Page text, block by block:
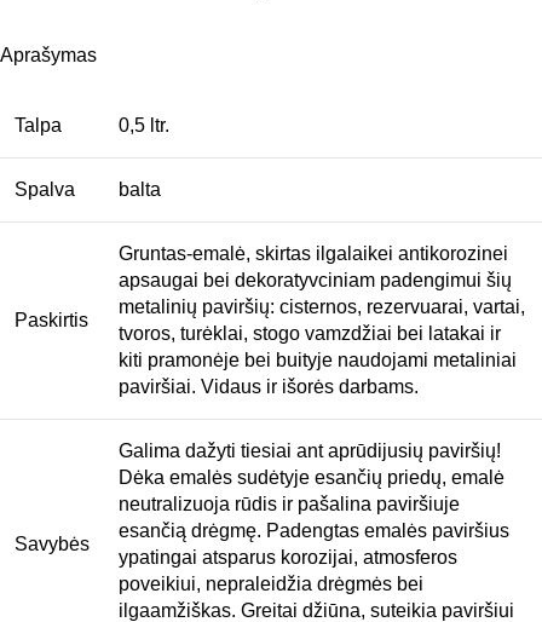
Aprašymas
Talpa 0,5 ltr.
Spalva balta
Paskirtis
Gruntas-emalė, skirtas ilgalaikei antikorozinei
apsaugai bei dekoratyvciniam padengimui šių
metalinių paviršių: cisternos, rezervuarai, vartai,
tvoros, turėklai, stogo vamzdžiai bei latakai ir
kiti pramonėje bei buityje naudojami metaliniai
paviršiai. Vidaus ir išorės darbams.
Savybės
Galima dažyti tiesiai ant aprūdijusių paviršių!
Dėka emalės sudėtyje esančių priedų, emalė
neutralizuoja rūdis ir pašalina paviršiuje
esančią drėgmę. Padengtas emalės paviršius
ypatingai atsparus korozijai, atmosferos
poveikiui, nepraleidžia drėgmės bei
ilgaamžiškas. Greitai džiūna, suteikia paviršiui